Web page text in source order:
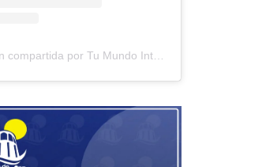
por Tu Mundo Inter (@tumundointer)